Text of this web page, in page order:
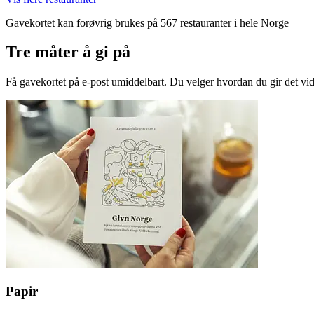
Gavekortet kan forøvrig brukes på 567 restauranter i hele Norge
Tre måter å gi på
Få gavekortet på e-post umiddelbart. Du velger hvordan du gir det
Papir